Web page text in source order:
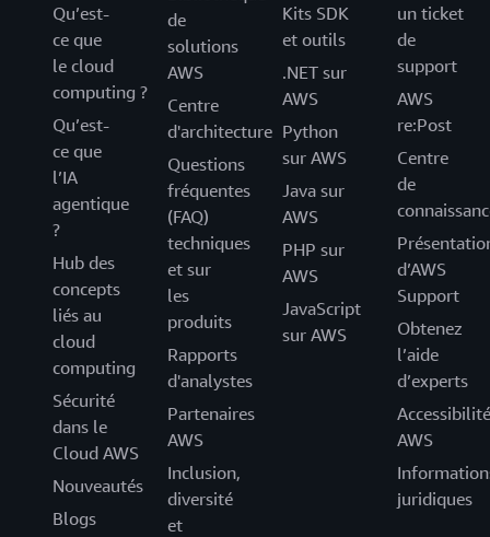
Qu’est-
ce que
le cloud
computing ?
Qu’est-
ce que
l’IA
agentique
?
Hub des
concepts
liés au
cloud
computing
Sécurité
dans le
Cloud AWS
Nouveautés
Blogs
de
solutions
AWS
Centre
d'architecture
Questions
fréquentes
(FAQ)
techniques
et sur
les
produits
Rapports
d'analystes
Partenaires
AWS
Inclusion,
diversité
et
Kits SDK
et outils
.NET sur
AWS
Python
sur AWS
Java sur
AWS
PHP sur
AWS
JavaScript
sur AWS
un ticket
de
support
AWS
re:Post
Centre
de
d’AWS
Support
Obtenez
l’aide
d’experts
Accessibilité
AWS
juridiques